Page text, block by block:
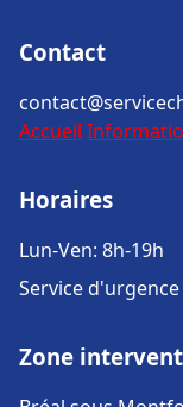
Contact
Accueil
Horaires
Lun-Ven: 8h-19h
Service
Zone